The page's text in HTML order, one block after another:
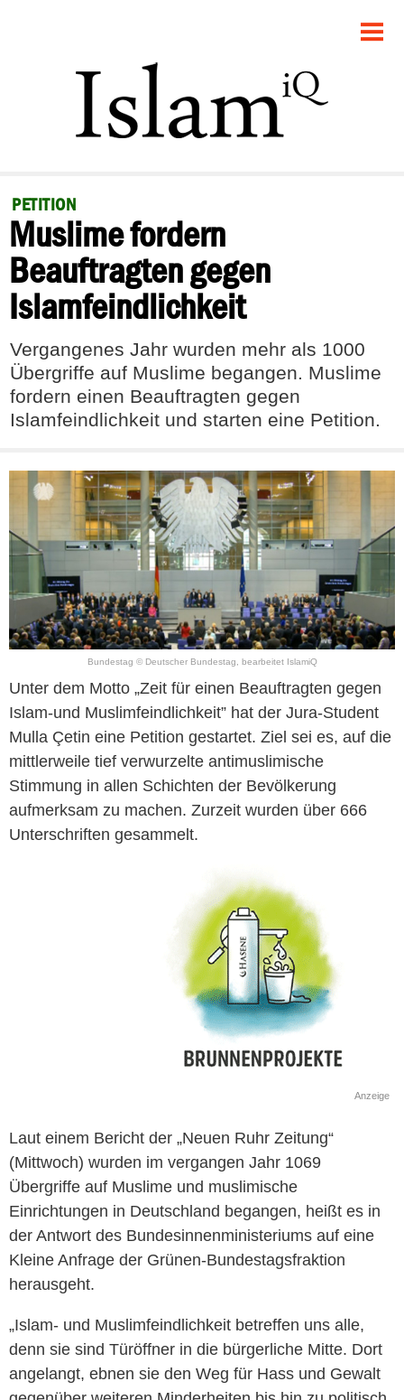
POLITIK
GESELLSCHAFT
RECHT
FEUILLETON
DEBATTE
PETITION
Muslime fordern
Beauftragten gegen
Islamfeindlichkeit
Vergangenes Jahr wurden mehr als 1000
Übergriffe auf Muslime begangen. Muslime
fordern einen Beauftragten gegen
Islamfeindlichkeit und starten eine Petition.
Bundestag © Deutscher Bundestag, bearbeitet IslamiQ
Unter dem Motto „Zeit für einen Beauftragten gegen
Islam-und Muslimfeindlichkeit” hat der Jura-Student
Mulla Çetin eine Petition gestartet. Ziel sei es, auf die
mittlerweile tief verwurzelte antimuslimische
Stimmung in allen Schichten der Bevölkerung
aufmerksam zu machen. Zurzeit wurden über 666
Unterschriften gesammelt.
Anzeige
Laut einem Bericht der „Neuen Ruhr Zeitung“
(Mittwoch) wurden im vergangen Jahr 1069
Übergriffe auf Muslime und muslimische
Einrichtungen in Deutschland begangen, heißt es in
der Antwort des Bundesinnenministeriums auf eine
Kleine Anfrage der Grünen-Bundestagsfraktion
herausgeht.
„Islam- und Muslimfeindlichkeit betreffen uns alle,
denn sie sind Türöffner in die bürgerliche Mitte. Dort
angelangt, ebnen sie den Weg für Hass und Gewalt